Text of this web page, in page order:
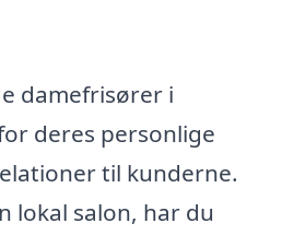
damefrisører i
deres personlige
til kunderne.
lokal salon, har du